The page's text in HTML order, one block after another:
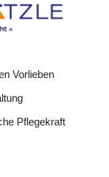
Vorlieben
Pflegekraft